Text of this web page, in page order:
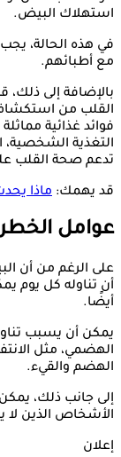
استهلاك البيض.
في هذه الحالة،
مع أطبائهم.
بالإضافة إلى ذلك،
القلب من استكشاف
فوائد غذائية
التغذية الشخصية،
تدعم صحة القلب
قد يهمك: ماذا
عوامل الخطر
على الرغم من أن
أن تناوله كل يوم
أيضًا.
يمكن أن يسبب
الهضمي، مثل
الهضم والقيء.
إلى جانب ذلك،
الأشخاص الذين لا
إعلان